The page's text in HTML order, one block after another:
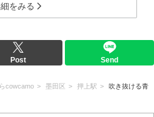
をみる
Post Send
cowcamo 墨田区 押上駅 吹き抜ける青